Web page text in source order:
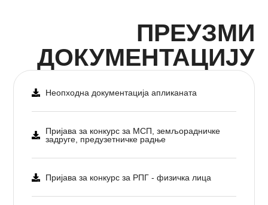
ПРЕУЗМИ
ДОКУМЕНТАЦИЈУ
Неопходна документација апликаната
Пријава за конкурс за МСП, земљорадничке
задруге, предузетничке радње
Пријава за конкурс за РПГ - физичка лица